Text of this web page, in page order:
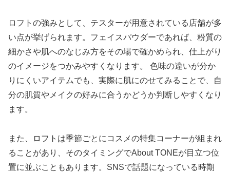
ロフトの強みとして、テスターが用意されている店舗が多
い点が挙げられます。フェイスパウダーであれば、粉質の
細かさや肌へのなじみ方をその場で確かめられ、仕上がり
のイメージをつかみやすくなります。 色味の違いが分か
りにくいアイテムでも、実際に肌にのせてみることで、自
分の肌質やメイクの好みに合うかどうか判断しやすくなり
ます。
また、ロフトは季節ごとにコスメの特集コーナーが組まれ
ることがあり、そのタイミングでAbout TONEが目立つ位
置に並ぶこともあります。SNSで話題になっている時期